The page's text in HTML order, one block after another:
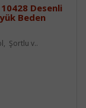
Desenli
Beden
Şortlu v..